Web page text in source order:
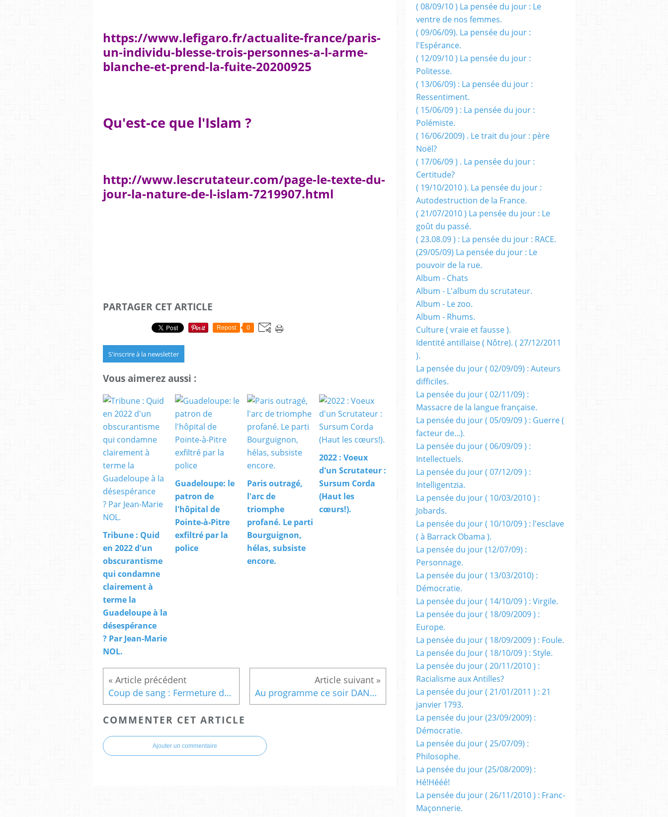
https://www.lefigaro.fr/actualite-france/paris-
un-individu-blesse-trois-personnes-a-l-arme-
blanche-et-prend-la-fuite-20200925
Qu'est-ce que l'Islam ?
http://www.lescrutateur.com/page-le-texte-du-
jour-la-nature-de-l-islam-7219907.html
PARTAGER CET ARTICLE
Repost 0
S'inscrire à la newsletter
Vous aimerez aussi :
Tribune : Quid
en 2022 d'un
obscurantisme
qui condamne
clairement à
terme la
Guadeloupe à la
désespérance
? Par Jean-Marie
NOL.
Guadeloupe: le
patron de
l'hôpital de
Pointe-à-Pitre
exfiltré par la
police
Paris outragé,
l'arc de
triomphe
profané. Le parti
Bourguignon,
hélas, subsiste
encore.
2022 : Voeux
d'un Scrutateur :
Sursum Corda
(Haut les
cœurs!).
Coup de sang : Fermeture de bars et restaurants, jauges réduites, rassemblements limités... Mauvaise humeur dans le public. Au programme ce soir DANTON dévoré par la Révolution.
COMMENTER CET ARTICLE
Ajouter un commentaire
( 08/09/10 ) La pensée du jour : Le
ventre de nos femmes.
( 09/06/09). La pensée du jour :
l'Espérance.
( 12/09/10 ) La pensée du jour :
Politesse.
( 13/06/09) : La pensée du jour :
Ressentiment.
( 15/06/09 ) : La pensée du jour :
Polémiste.
( 16/06/2009) . Le trait du jour : père
Noël?
( 17/06/09 ) . La pensée du jour :
Certitude?
( 19/10/2010 ). La pensée du jour :
Autodestruction de la France.
( 21/07/2010 ) La pensée du jour : Le
goût du passé.
( 23.08.09 ) : La pensée du jour : RACE.
(29/05/09) La pensée du jour : Le
pouvoir de la rue.
Album - Chats
Album - L'album du scrutateur.
Album - Le zoo.
Album - Rhums.
Culture ( vraie et fausse ).
Identité antillaise ( Nôtre). ( 27/12/2011
).
La pensée du jour ( 02/09/09) : Auteurs
difficiles.
La pensée du jour ( 02/11/09) :
Massacre de la langue française.
La pensée du jour ( 05/09/09 ) : Guerre (
facteur de...).
La pensée du jour ( 06/09/09 ) :
Intellectuels.
La pensée du jour ( 07/12/09 ) :
Intelligentzia.
La pensée du jour ( 10/03/2010 ) :
Jobards.
La pensée du jour ( 10/10/09 ) : l'esclave
( à Barrack Obama ).
La pensée du jour (12/07/09) :
Personnage.
La pensée du jour ( 13/03/2010) :
Démocratie.
La pensée du jour ( 14/10/09 ) : Virgile.
La pensée du jour ( 18/09/2009 ) :
Europe.
La pensée du jour ( 18/09/2009 ) : Foule.
La pensée du Jour ( 18/10/09 ) : Style.
La pensée du jour ( 20/11/2010 ) :
Racialisme aux Antilles?
La pensée du jour ( 21/01/2011 ) : 21
janvier 1793.
La pensée du jour (23/09/2009) :
Démocratie.
La pensée du jour ( 25/07/09) :
Philosophe.
La pensée du jour (25/08/2009) :
Hé!Hééé!
La pensée du jour ( 26/11/2010 ) : Franc-
Maçonnerie.